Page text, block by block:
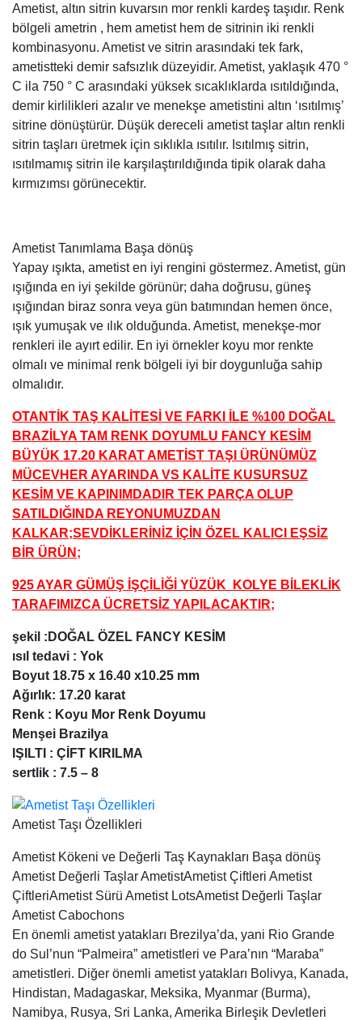
Ametist, altın sitrin kuvarsın mor renkli kardeş taşıdır. Renk
bölgeli ametrin , hem ametist hem de sitrinin iki renkli
kombinasyonu. Ametist ve sitrin arasındaki tek fark,
ametistteki demir safsızlık düzeyidir. Ametist, yaklaşık 470 °
C ila 750 ° C arasındaki yüksek sıcaklıklarda ısıtıldığında,
demir kirlilikleri azalır ve menekşe ametistini altın ‘ısıtılmış’
sitrine dönüştürür. Düşük dereceli ametist taşlar altın renkli
sitrin taşları üretmek için sıklıkla ısıtılır. Isıtılmış sitrin,
ısıtılmamış sitrin ile karşılaştırıldığında tipik olarak daha
kırmızımsı görünecektir.
Ametist Tanımlama Başa dönüş
Yapay ışıkta, ametist en iyi rengini göstermez. Ametist, gün
ışığında en iyi şekilde görünür; daha doğrusu, güneş
ışığından biraz sonra veya gün batımından hemen önce,
ışık yumuşak ve ılık olduğunda. Ametist, menekşe-mor
renkleri ile ayırt edilir. En iyi örnekler koyu mor renkte
olmalı ve minimal renk bölgeli iyi bir doygunluğa sahip
olmalıdır.
OTANTİK TAŞ KALİTESİ VE FARKI İLE %100 DOĞAL
BRAZİLYA TAM RENK DOYUMLU FANCY KESİM
BÜYÜK 17.20 KARAT AMETİST TAŞI ÜRÜNÜMÜZ
MÜCEVHER AYARINDA VS KALİTE KUSURSUZ
KESİM VE KAPINIMDADIR TEK PARÇA OLUP
SATILDIĞINDA REYONUMUZDAN
KALKAR;SEVDİKLERİNİZ İÇİN ÖZEL KALICI EŞSİZ
BİR ÜRÜN;
925 AYAR GÜMÜŞ İŞÇİLİĞİ YÜZÜK KOLYE BİLEKLİK
TARAFIMIZCA ÜCRETSİZ YAPILACAKTIR;
şekil :DOĞAL ÖZEL FANCY KESİM
ısıl tedavi : Yok
Boyut 18.75 x 16.40 x10.25 mm
Ağırlık: 17.20 karat
Renk : Koyu Mor Renk Doyumu
Menşei Brazilya
IŞILTI : ÇİFT KIRILMA
sertlik : 7.5 – 8
Ametist Taşı Özellikleri
Ametist Kökeni ve Değerli Taş Kaynakları Başa dönüş
Ametist Değerli Taşlar AmetistAmetist Çiftleri Ametist
ÇiftleriAmetist Sürü Ametist LotsAmetist Değerli Taşlar
Ametist Cabochons
En önemli ametist yatakları Brezilya’da, yani Rio Grande
do Sul’nun “Palmeira” ametistleri ve Para’nın “Maraba”
ametistleri. Diğer önemli ametist yatakları Bolivya, Kanada,
Hindistan, Madagaskar, Meksika, Myanmar (Burma),
Namibya, Rusya, Sri Lanka, Amerika Birleşik Devletleri